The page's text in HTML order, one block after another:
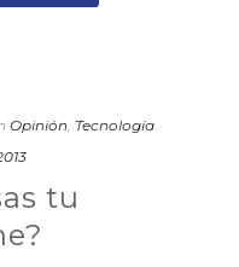
Opinión Tecnología
tu